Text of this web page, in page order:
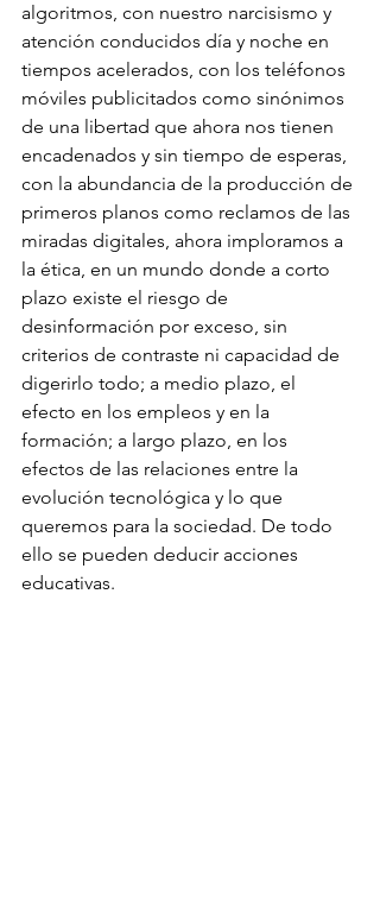
algoritmos, con nuestro narcisismo y
atención conducidos día y noche en
tiempos acelerados, con los teléfonos
móviles publicitados como sinónimos
de una libertad que ahora nos tienen
encadenados y sin tiempo de esperas,
con la abundancia de la producción de
primeros planos como reclamos de las
miradas digitales, ahora imploramos a
la ética, en un mundo donde a corto
plazo existe el riesgo de
desinformación por exceso, sin
criterios de contraste ni capacidad de
digerirlo todo; a medio plazo, el
efecto en los empleos y en la
formación; a largo plazo, en los
efectos de las relaciones entre la
evolución tecnológica y lo que
queremos para la sociedad. De todo
ello se pueden deducir acciones
educativas.